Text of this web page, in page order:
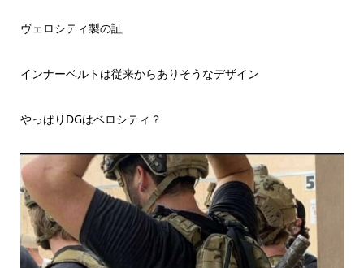
ヴェロシティ製の証
インナーベルトは従来からありそうなデザイン
やっぱりDGはベロシティ？